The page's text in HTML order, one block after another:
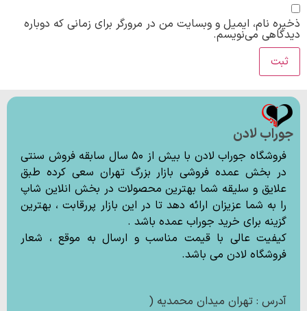
ذخیره نام، ایمیل و وبسایت من در مرورگر برای زمانی که دوباره
دیدگاهی می‌نویسم.
جوراب لادن
فروشگاه جوراب لادن با بیش از ۵۰ سال سابقه فروش سنتی
در بخش عمده فروشی بازار بزرگ تهران سعی کرده طبق
علایق و سلیقه شما بهترین محصولات در بخش انلاین شاپ
را به شما عزیزان ارائه دهد تا در این بازار پررقابت ، بهترین
گزینه برای خرید جوراب عمده باشد .
کیفیت عالی با قیمت مناسب و ارسال به موقع ، شعار
فروشگاه لادن می باشد.
آدرس : تهران میدان محمدیه (